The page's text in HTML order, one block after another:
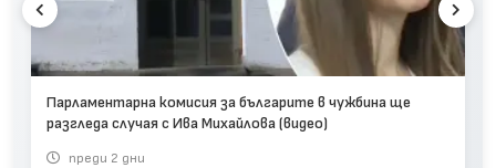
Парламентарна комисия за българите в чужбина ще
разгледа случая с Ива Михайлова (видео)
преди 2 дни